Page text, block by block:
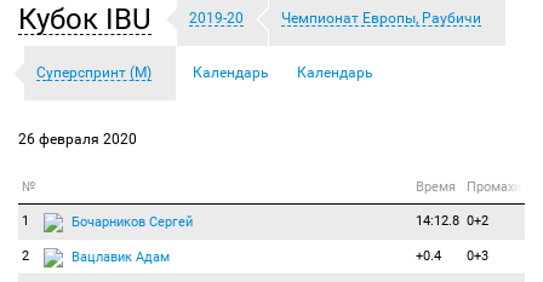
Кубок IBU 2019-20 Чемпионат Европы, Раубичи
Суперспринт (М) Календарь Календарь
26 февраля 2020
№ Время Промахи
1 Бочарников Сергей 14:12.8 0+2
2 Вацлавик Адам +0.4 0+3